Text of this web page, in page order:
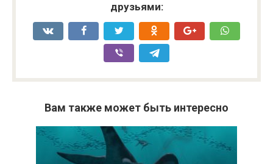
друзьями:
Вам также может быть интересно